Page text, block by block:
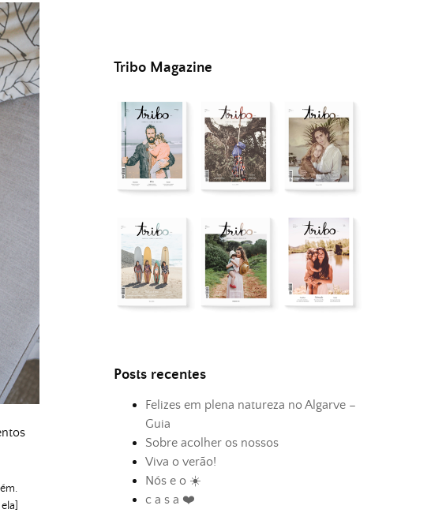
Tribo Magazine
Posts recentes
Felizes em plena natureza no Algarve –
Guia
Sobre acolher os nossos
Viva o verão!
Nós e o ☀️
c a s a ❤️